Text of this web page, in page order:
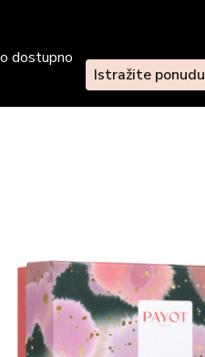
dostupno
Istražite ponudu